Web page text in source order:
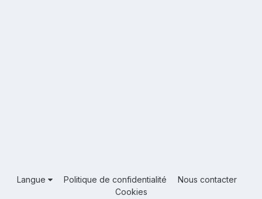
Langue Politique de confidentialité
Nous contacter
Cookies